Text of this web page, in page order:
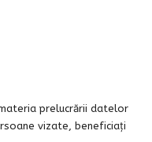
prelucrării datelor
vizate, beneficiați